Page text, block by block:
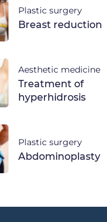
Plastic surgery
Breast reduction
Aesthetic medicine
Treatment of
hyperhidrosis
Plastic surgery
Abdominoplasty